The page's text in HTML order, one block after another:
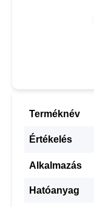
Terméknév
Értékelés
Alkalmazás
Hatóanyag